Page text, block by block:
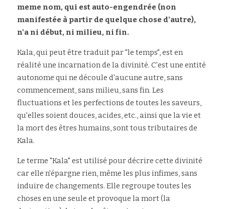
Rechercher
meme nom, qui est auto-engendrée (non
manifestée à partir de quelque chose d'autre),
n'a ni début, ni milieu, ni fin.
Kala, qui peut être traduit par "le temps", est en
réalité une incarnation de la divinité. C'est une entité
autonome qui ne découle d'aucune autre, sans
commencement, sans milieu, sans fin. Les
fluctuations et les perfections de toutes les saveurs,
qu'elles soient douces, acides, etc., ainsi que la vie et
la mort des êtres humains, sont tous tributaires de
Kala.
Le terme "Kala" est utilisé pour décrire cette divinité
car elle n'épargne rien, même les plus infimes, sans
induire de changements. Elle regroupe toutes les
choses en une seule et provoque la mort (la